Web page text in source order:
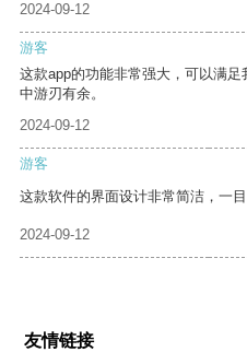
2024-09-12
游客
这款app的功能非常强大，可以满
中游刃有余。
2024-09-12
游客
这款软件的界面设计非常简洁，一目
2024-09-12
友情链接